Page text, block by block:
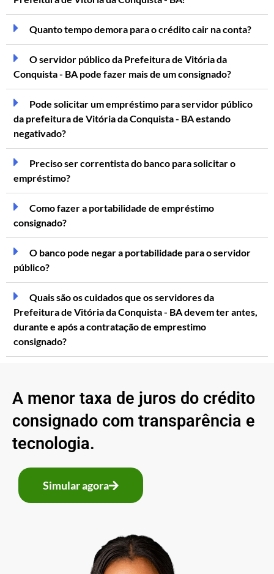
Quanto tempo demora para o crédito cair na conta?
O servidor público da Prefeitura de Vitória da
Conquista - BA pode fazer mais de um consignado?
Pode solicitar um empréstimo para servidor público
da prefeitura de Vitória da Conquista - BA estando
negativado?
Preciso ser correntista do banco para solicitar o
empréstimo?
Como fazer a portabilidade de empréstimo
consignado?
O banco pode negar a portabilidade para o servidor
público?
Quais são os cuidados que os servidores da
Prefeitura de Vitória da Conquista - BA devem ter antes,
durante e após a contratação de emprestimo
consignado?
A menor taxa de juros do crédito
consignado com transparência e
tecnologia.
Simular agora